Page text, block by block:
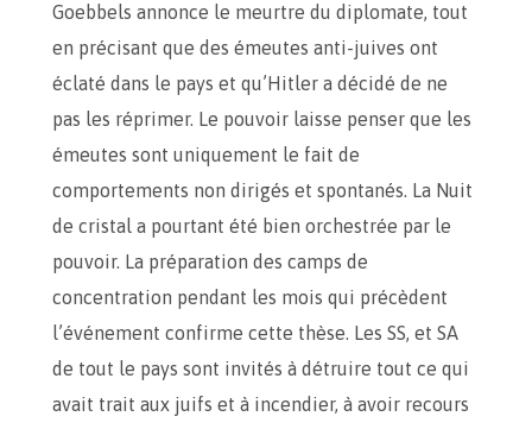
Goebbels annonce le meurtre du diplomate, tout
en précisant que des émeutes anti-juives ont
éclaté dans le pays et qu’Hitler a décidé de ne
pas les réprimer. Le pouvoir laisse penser que les
émeutes sont uniquement le fait de
comportements non dirigés et spontanés. La Nuit
de cristal a pourtant été bien orchestrée par le
pouvoir. La préparation des camps de
concentration pendant les mois qui précèdent
l’événement confirme cette thèse. Les SS, et SA
de tout le pays sont invités à détruire tout ce qui
avait trait aux juifs et à incendier, à avoir recours